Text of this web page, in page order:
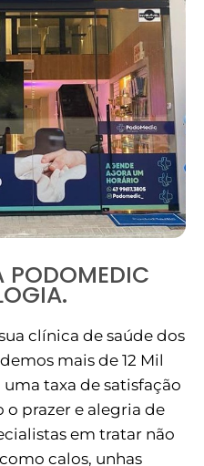
clínica de saúde dos
mais de 12 Mil
taxa de satisfação
o prazer e alegria de
em tratar não
calos, unhas